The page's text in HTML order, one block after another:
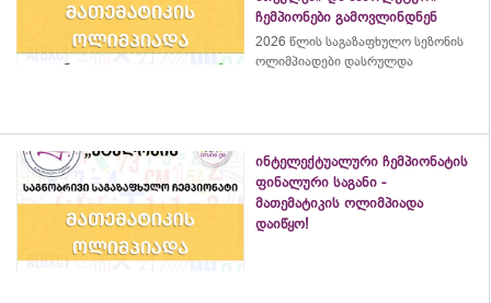
ჩემპიონები გამოვლინდნენ
2026 წლის საგაზაფხულო სეზონის
ოლიმპიადები დასრულდა
ინტელექტუალური ჩემპიონატის
ფინალური საგანი -
მათემატიკის ოლიმპიადა
დაიწყო!